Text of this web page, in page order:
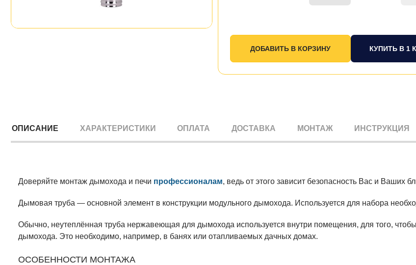
КУПИТЬ В 1
ОПИСАНИЕ ХАРАКТЕРИСТИКИ ОПЛАТА ДОСТАВКА МОНТАЖ ИНСТРУКЦИЯ
Доверяйте монтаж дымохода и печи профессионалам, ведь от этого зависит безопасность Вас и Ваших
Дымовая труба — основной элемент в конструкции модульного дымохода. Используется для набора
Обычно, неутеплённая труба нержавеющая для дымохода используется внутри помещения, для того,
дымохода. Это необходимо, например, в банях или отапливаемых дачных домах.
ОСОБЕННОСТИ МОНТАЖА